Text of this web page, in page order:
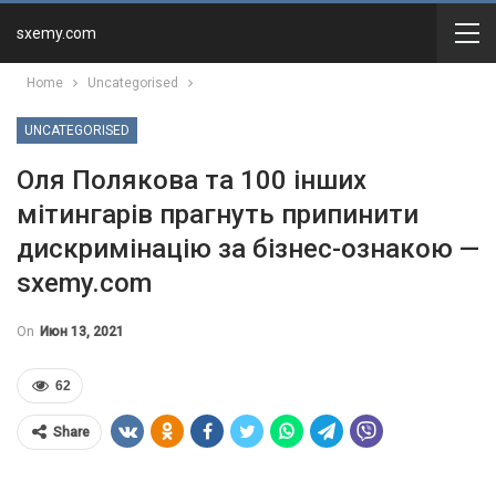
sxemy.com
Home Uncategorised
UNCATEGORISED
Оля Полякова та 100 інших
мітингарів прагнуть припинити
дискримінацію за бізнес-ознакою —
sxemy.com
On Июн 13, 2021
62
Share